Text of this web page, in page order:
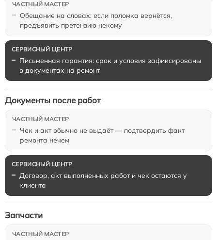
Обещание на словах: если поломка вернётся,
предъявить претензию некому
Письменная гарантия: срок и условия зафиксированы
в документах на ремонт
Чек и акт обычно не выдаёт — подтвердить факт
ремонта нечем
Документы после работ
Договор, акт выполненных работ и чек остаются у
клиента
Запчасти